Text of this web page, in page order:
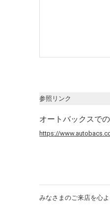
参照リンク
オートバックスで
https://
みなさまのご来店を心